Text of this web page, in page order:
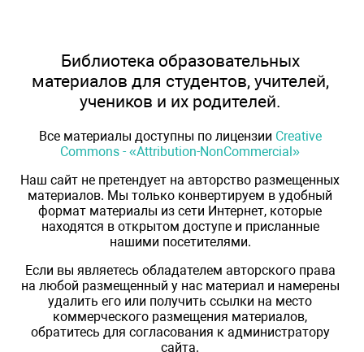
Библиотека образовательных
материалов для студентов, учителей,
учеников и их родителей.
Все материалы доступны по лицензии Creative
Commons - «Attribution-NonCommercial»
Наш сайт не претендует на авторство размещенных
материалов. Мы только конвертируем в удобный
формат материалы из сети Интернет, которые
находятся в открытом доступе и присланные
нашими посетителями.
Если вы являетесь обладателем авторского права
на любой размещенный у нас материал и намерены
удалить его или получить ссылки на место
коммерческого размещения материалов,
обратитесь для согласования к администратору
сайта.